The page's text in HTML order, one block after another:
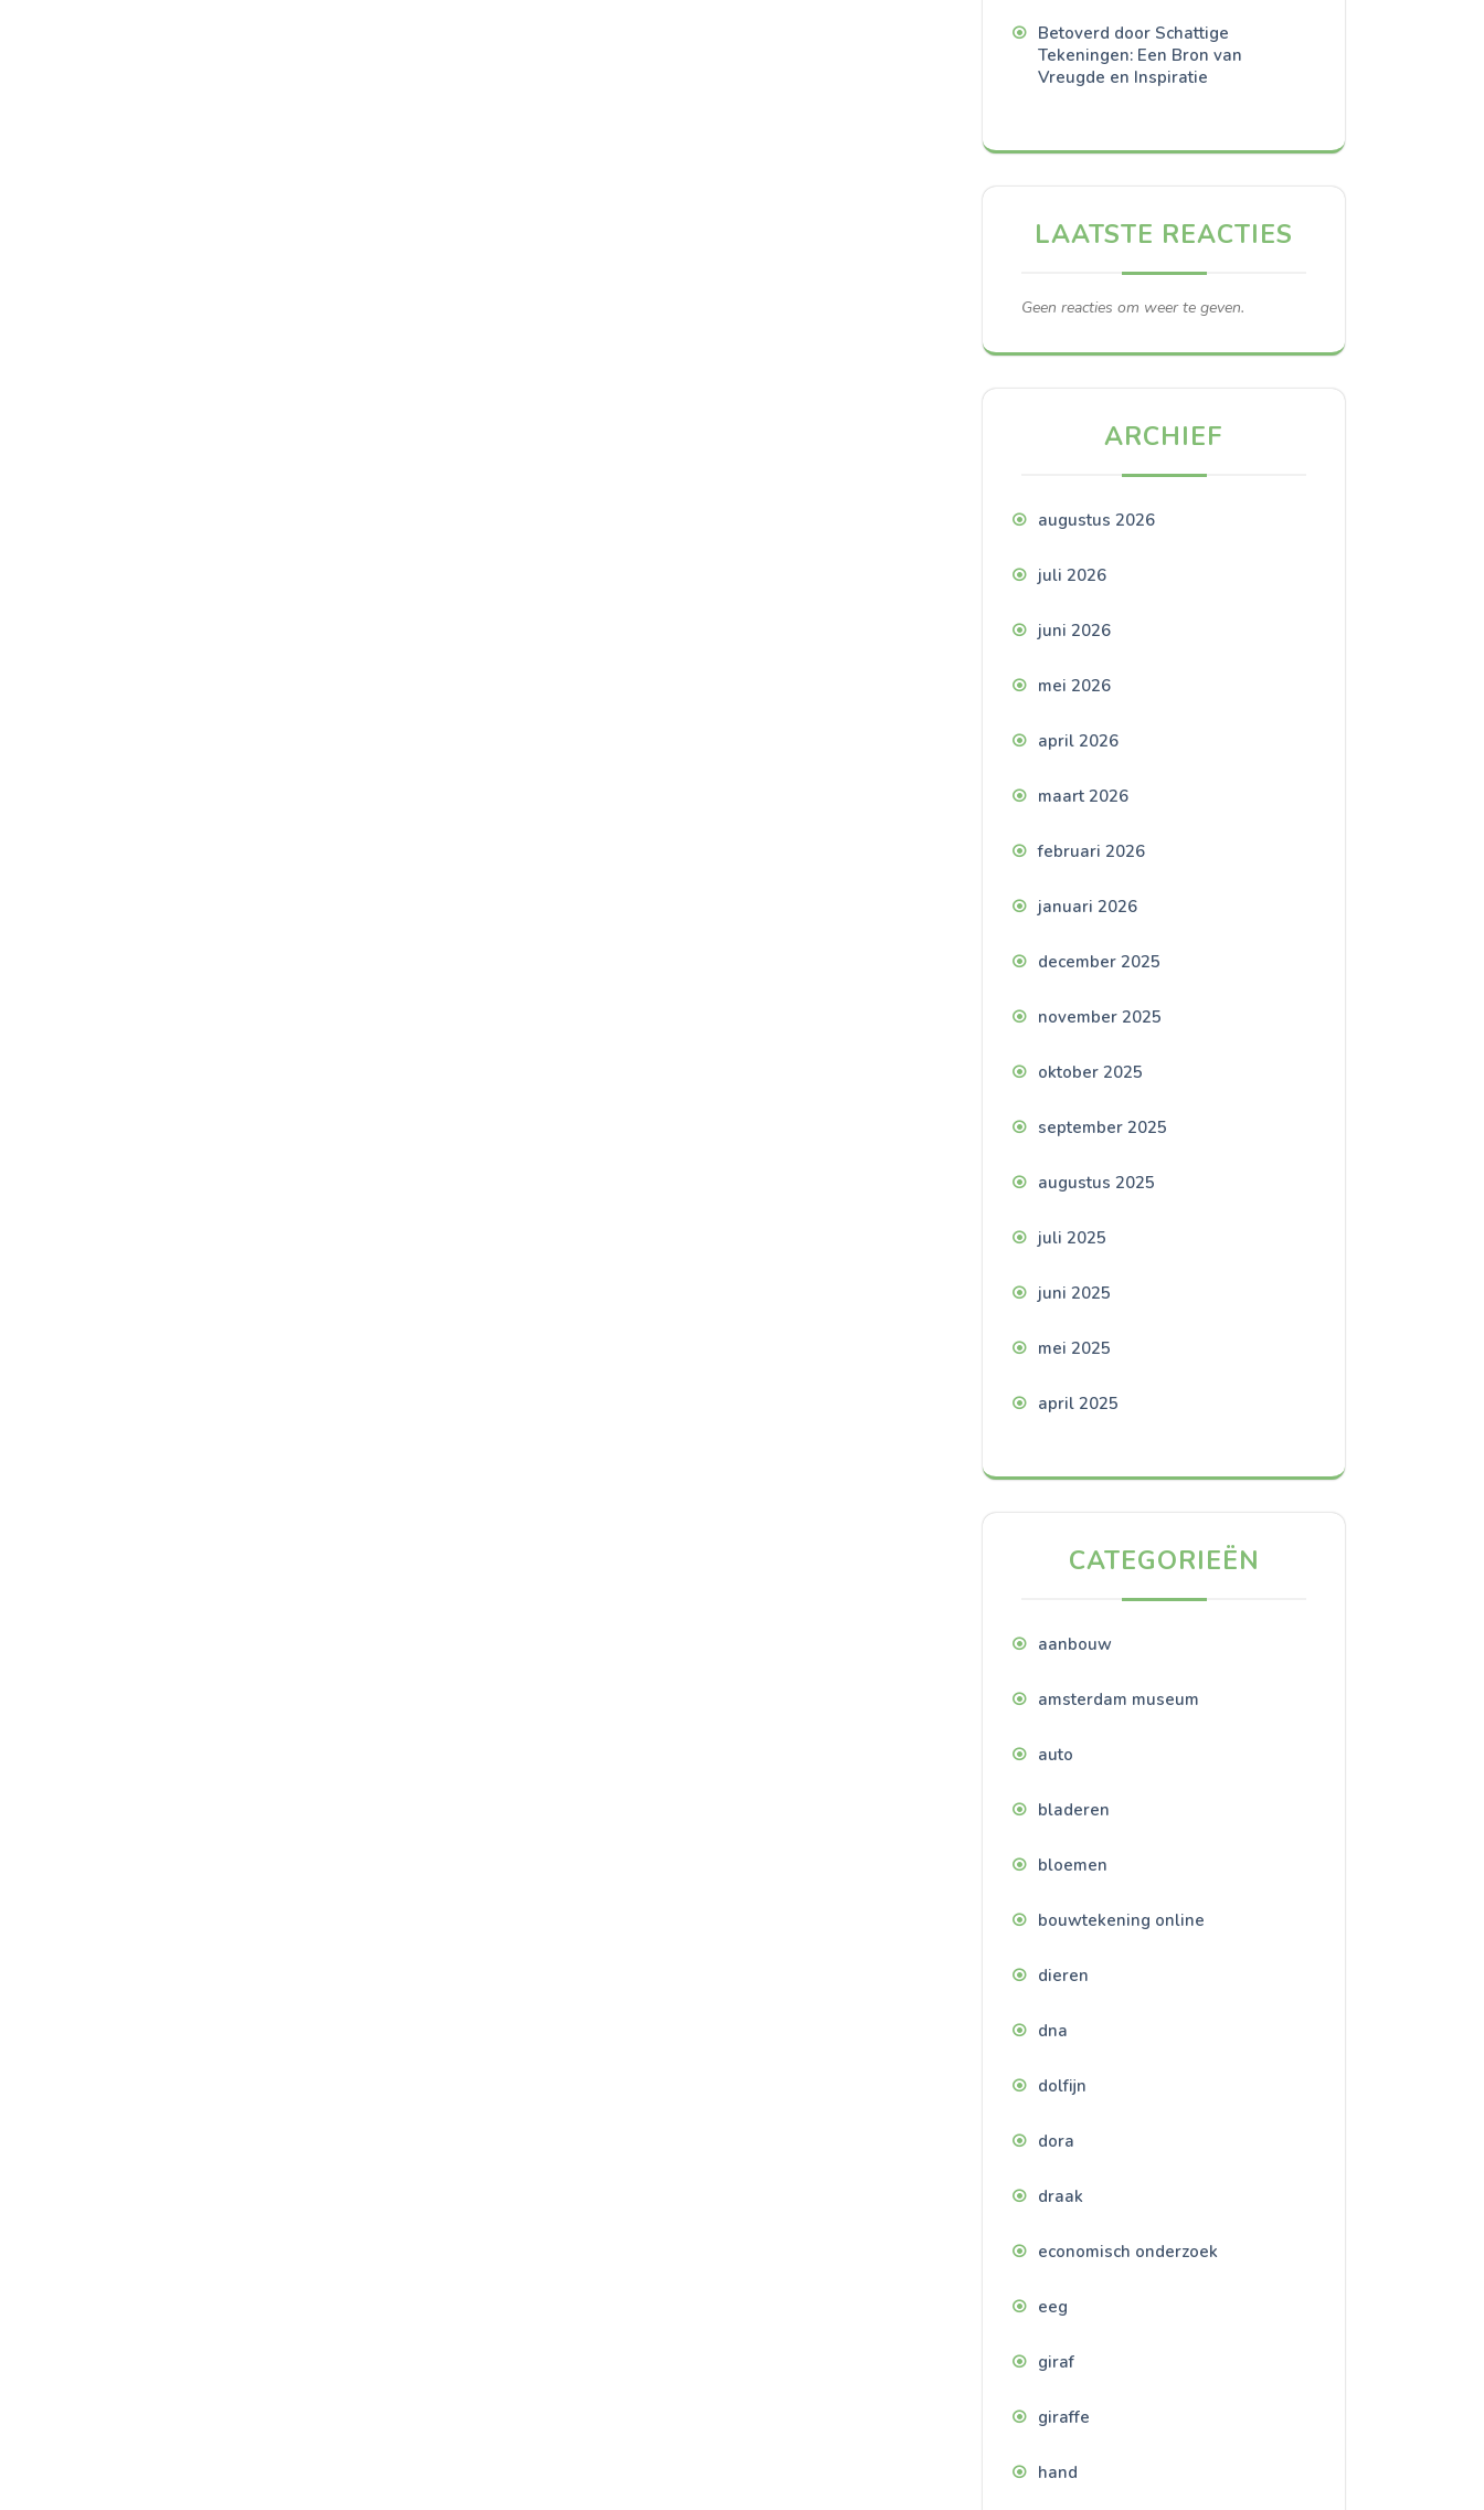
Betoverd door Schattige
Tekeningen: Een Bron van
Vreugde en Inspiratie
LAATSTE REACTIES
Geen reacties om weer te geven.
ARCHIEF
augustus 2026
juli 2026
juni 2026
mei 2026
april 2026
maart 2026
februari 2026
januari 2026
december 2025
november 2025
oktober 2025
september 2025
augustus 2025
juli 2025
juni 2025
mei 2025
april 2025
CATEGORIEËN
aanbouw
amsterdam museum
auto
bladeren
bloemen
bouwtekening online
dieren
dna
dolfijn
dora
draak
economisch onderzoek
eeg
giraf
giraffe
hand